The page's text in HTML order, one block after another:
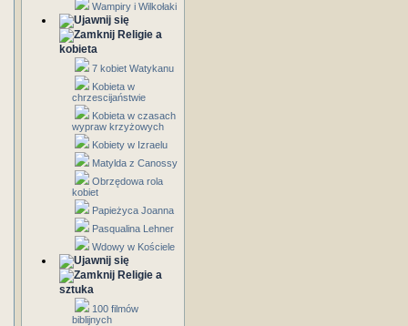
Wampiry i Wilkołaki
Religie a
kobieta
7 kobiet Watykanu
Kobieta w
chrzescijaństwie
Kobieta w czasach
wypraw krzyżowych
Kobiety w Izraelu
Matylda z Canossy
Obrzędowa rola
kobiet
Papieżyca Joanna
Pasqualina Lehner
Wdowy w Kościele
Religie a
sztuka
100 filmów
biblijnych